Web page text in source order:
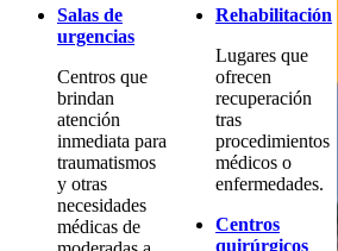
Salas de
urgencias
Centros que
brindan
atención
inmediata para
traumatismos
y otras
necesidades
médicas de
Rehabilitación
Lugares que
ofrecen
recuperación
tras
procedimientos
médicos o
enfermedades.
Centros
quirúrgicos